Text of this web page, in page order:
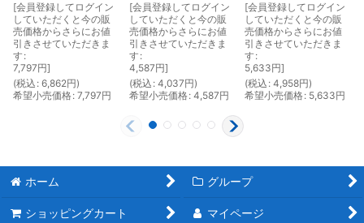
[会員登録してログイン
していただくと今の販
売価格からさらにお値
引きさせていただきま
す :
7,797円]
(税込 : 6,862円)
希望小売価格: 7,797円
[会員登録してログイン
していただくと今の販
売価格からさらにお値
引きさせていただきま
す :
4,587円]
(税込 : 4,037円)
希望小売価格: 4,587円
[会員登録してログイン
していただくと今の販
売価格からさらにお値
引きさせていただきま
す :
5,633円]
(税込 : 4,958円)
希望小売価格: 5,633円
ホーム グループ
ショッピングカート マイページ